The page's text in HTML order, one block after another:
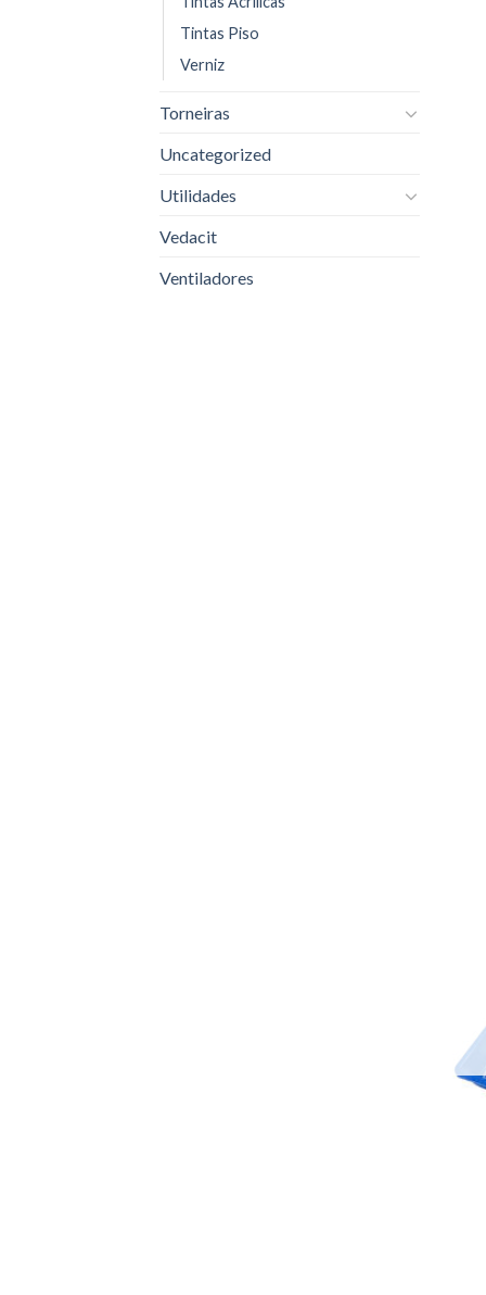
Tintas Piso
Verniz
Torneiras
Uncategorized
Utilidades
Vedacit
Ventiladores